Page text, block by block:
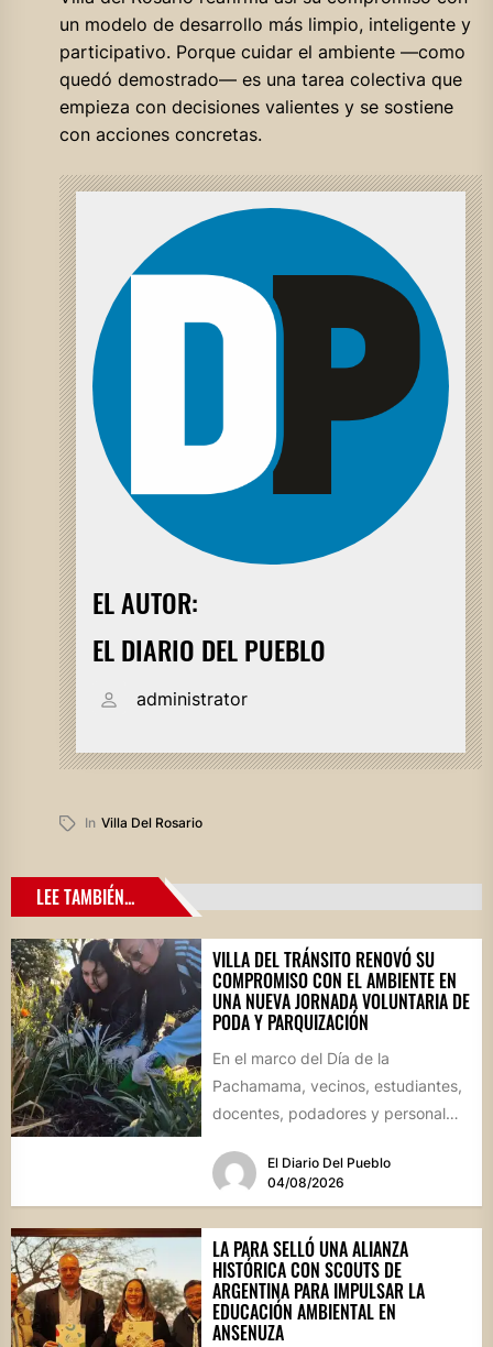
un modelo de desarrollo más limpio, inteligente y
participativo. Porque cuidar el ambiente —como
quedó demostrado— es una tarea colectiva que
empieza con decisiones valientes y se sostiene
con acciones concretas.
EL AUTOR:
EL DIARIO DEL PUEBLO
administrator
In Villa Del Rosario
LEE TAMBIÉN...
VILLA DEL TRÁNSITO RENOVÓ SU
COMPROMISO CON EL AMBIENTE EN
UNA NUEVA JORNADA VOLUNTARIA DE
PODA Y PARQUIZACIÓN
En el marco del Día de la
Pachamama, vecinos, estudiantes,
docentes, podadores y personal
de...
El Diario Del Pueblo
04/08/2026
LA PARA SELLÓ UNA ALIANZA
HISTÓRICA CON SCOUTS DE
ARGENTINA PARA IMPULSAR LA
EDUCACIÓN AMBIENTAL EN
ANSENUZA